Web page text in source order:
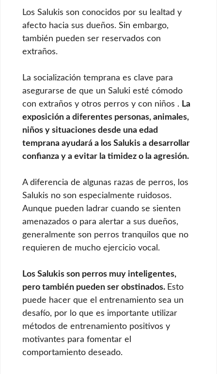
Los Salukis son conocidos por su lealtad y
afecto hacia sus dueños. Sin embargo,
también pueden ser reservados con
extraños.
La socialización temprana es clave para
asegurarse de que un Saluki esté cómodo
con extraños y otros perros y con niños . La
exposición a diferentes personas, animales,
niños y situaciones desde una edad
temprana ayudará a los Salukis a desarrollar
confianza y a evitar la timidez o la agresión.
A diferencia de algunas razas de perros, los
Salukis no son especialmente ruidosos.
Aunque pueden ladrar cuando se sienten
amenazados o para alertar a sus dueños,
generalmente son perros tranquilos que no
requieren de mucho ejercicio vocal.
Los Salukis son perros muy inteligentes,
pero también pueden ser obstinados. Esto
puede hacer que el entrenamiento sea un
desafío, por lo que es importante utilizar
métodos de entrenamiento positivos y
motivantes para fomentar el
comportamiento deseado.